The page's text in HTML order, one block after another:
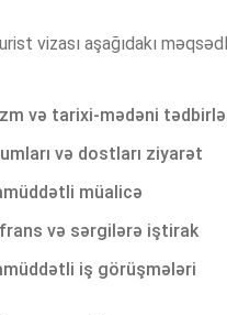
vizası aşağıdakı
və tarixi-mədəni
və dostları ziyarət
müalicə
və sərgilərə iştirak
iş görüşmələri